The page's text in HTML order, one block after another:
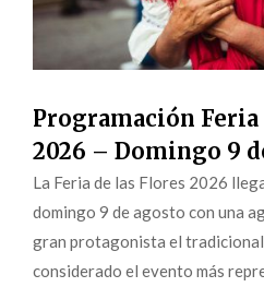
Programación Feria
2026 – Domingo 9
La Feria de las Flores 2026
domingo 9 de agosto con una
gran protagonista el
considerado el evento más